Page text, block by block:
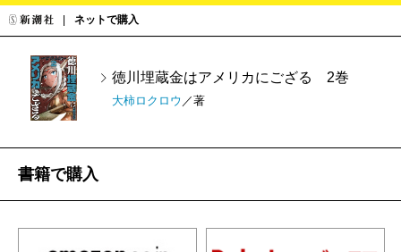
ネットで購入
徳川埋蔵金はアメリカにござる 2巻
大柿ロクロウ ／著
書籍で購入